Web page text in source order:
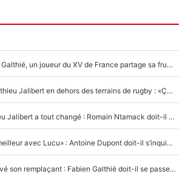
Mis de côté par Fabien Galthié, un joueur du XV de France partage sa frustration : «ils ne me l’ont pas dit tout de suite»
La raison d'être de Matthieu Jalibert en dehors des terrains de rugby : «Ça m'atteint autant que si tu touches à un membre de ma famille»
XV de France - Matthieu Jalibert a tout changé : Romain Ntamack doit-il s’inquiéter pour sa place à un an de la Coupe du monde ?
«Le XV de France est meilleur avec Lucu» : Antoine Dupont doit-il s’inquiéter pour sa place ?
Le XV de France a trouvé son remplaçant : Fabien Galthié doit-il se passer d'Antoine Dupont ?